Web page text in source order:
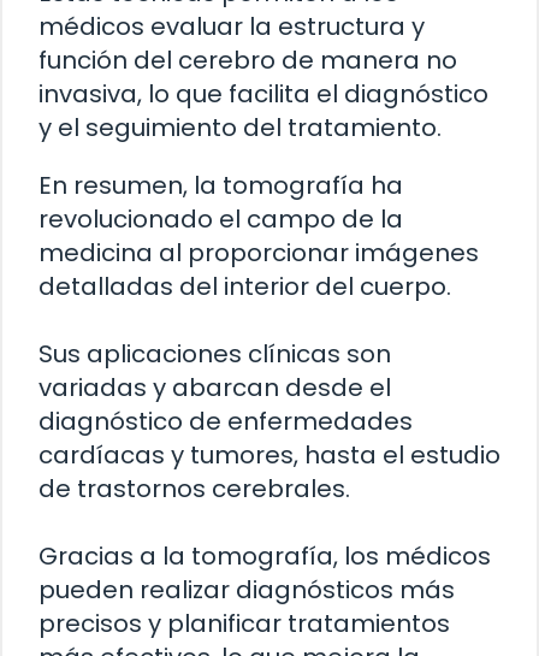
médicos evaluar la estructura y
función del cerebro de manera no
invasiva, lo que facilita el diagnóstico
y el seguimiento del tratamiento.
En resumen, la tomografía ha
revolucionado el campo de la
medicina al proporcionar imágenes
detalladas del interior del cuerpo.
Sus aplicaciones clínicas son
variadas y abarcan desde el
diagnóstico de enfermedades
cardíacas y tumores, hasta el estudio
de trastornos cerebrales.
Gracias a la tomografía, los médicos
pueden realizar diagnósticos más
precisos y planificar tratamientos